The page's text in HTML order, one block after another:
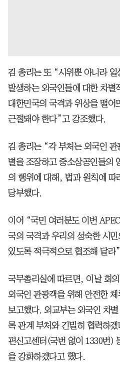
김 총리는 또 “시위뿐 아니라 일
발생하는 외국인들에 대한 차별
대한민국의 국격과 위상을 떨어
근절돼야 한다”고 강조했다.
김 총리는 “각 부처는 외국인
별을 조장하고 중소상공인들의
의 행위에 대해, 법과 원칙에 따
당부했다.
이어 “국민 여러분도 이번
국의 국격과 우리의 성숙한 시
있도록 적극적으로 협조해 달라
국무총리실에 따르면, 이날 회
외국인 관광객을 위해 안전한
보고했다. 외교부는 외국인 차
록 관계 부처와 긴밀히 협력하
편신고센터(국번 없이 1330번)
을 강화하겠다고 했다.